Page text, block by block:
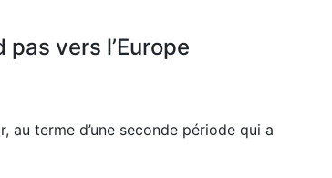
vers l’Europe
au terme d’une seconde période qui a